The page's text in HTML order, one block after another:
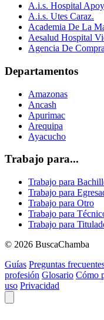
A.i.s. Hospital
A.i.s. Utes Caraz.
Academia De La
Aesalud Hospital
Agencia De
Departamentos
Amazonas
Ancash
Apurimac
Arequipa
Ayacucho
Trabajo para...
Trabajo para
Trabajo para
Trabajo para Otro
Trabajo para
Trabajo para
© 2026 BuscaChamba
Guías Preguntas
profesión Glosario Cómo
uso Privacidad